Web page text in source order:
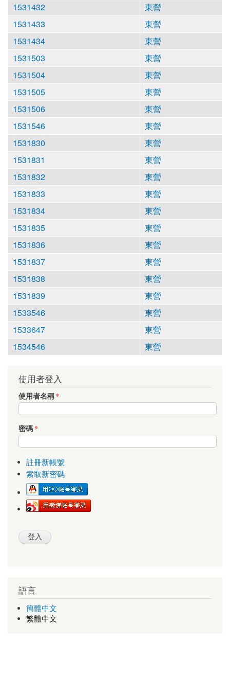
1531432
東營
1531433
東營
1531434
東營
1531503
東營
1531504
東營
1531505
東營
1531506
東營
1531546
東營
1531830
東營
1531831
東營
1531832
東營
1531833
東營
1531834
東營
1531835
東營
1531836
東營
1531837
東營
1531838
東營
1531839
東營
1533546
東營
1533647
東營
1534546
東營
使用者登入
使用者名稱*
密碼*
註冊新帳號
索取新密碼
語言
簡體中文
繁體中文